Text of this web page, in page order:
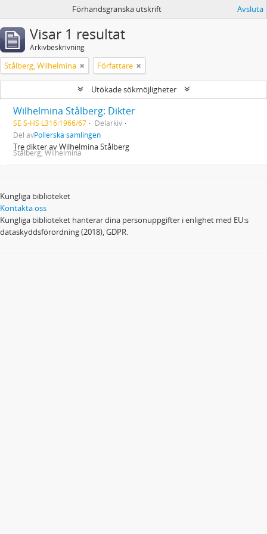
Förhandsgranska utskrift Avsluta
Visar 1 resultat
Arkivbeskrivning
Stålberg, Wilhelmina Författare
Utökade sökmöjligheter
Wilhelmina Stålberg: Dikter
SE S-HS L316:1966/67
Delarkiv
Del avPollerska samlingen
Tre dikter av Wilhelmina Stålberg
Stålberg, Wilhelmina
Kungliga biblioteket
Kontakta oss
Kungliga biblioteket hanterar dina personuppgifter i enlighet med EU:s
dataskyddsförordning (2018), GDPR.